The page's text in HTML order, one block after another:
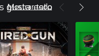
gusta esto
Mostrar todo